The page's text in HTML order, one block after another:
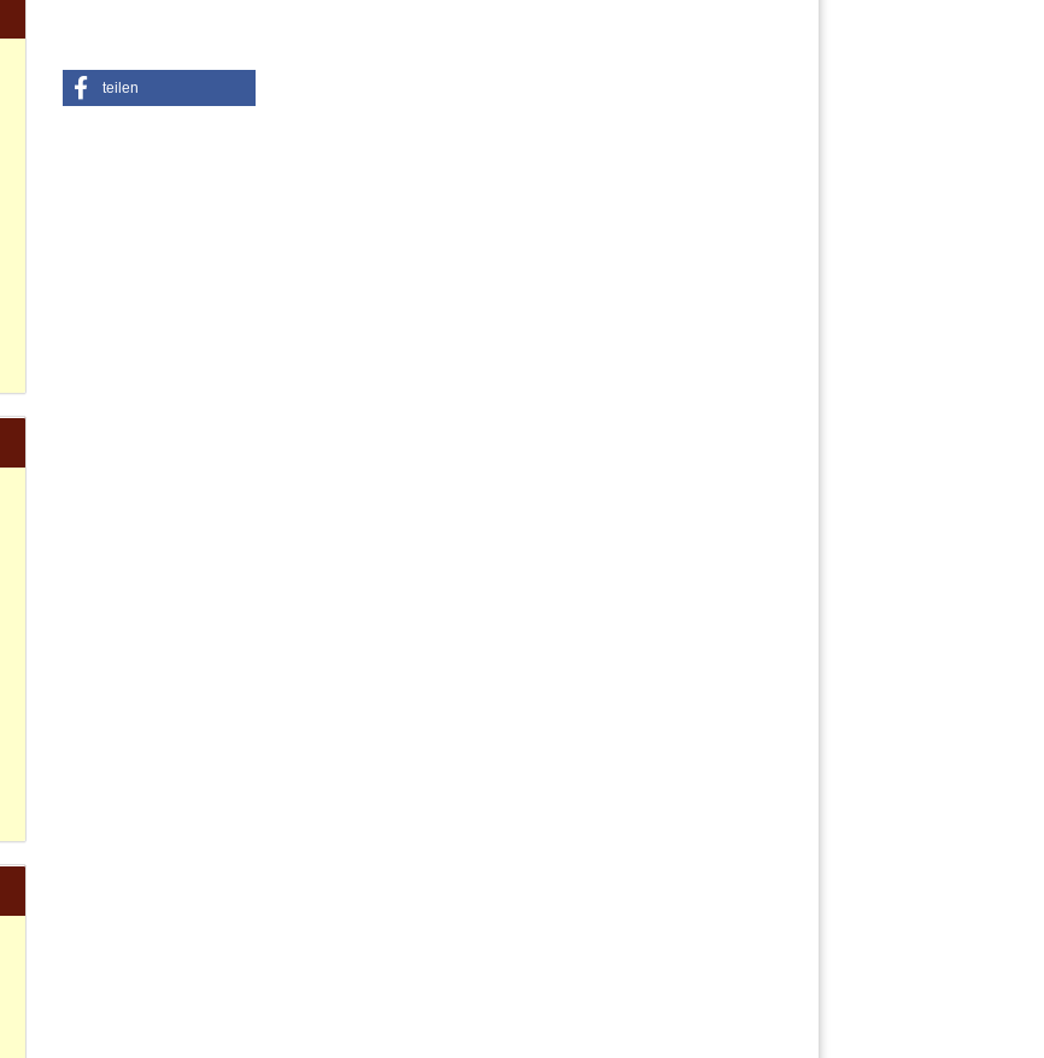
teilen